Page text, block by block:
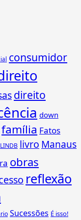
consumidor
direito
down
família Fatos
LINDB livro Manaus
obras
reflexão
Sucessões É isso!